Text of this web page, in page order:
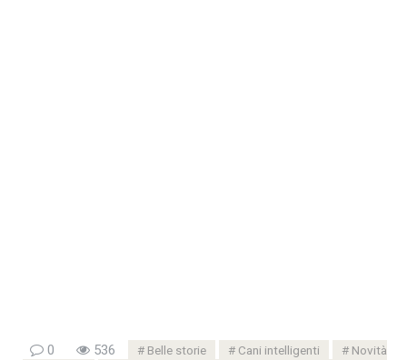
0 536 Belle storie Cani intelligenti
Novità